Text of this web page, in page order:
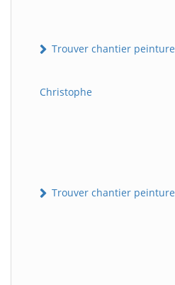
Trouver chantier
Christophe
Trouver chantier